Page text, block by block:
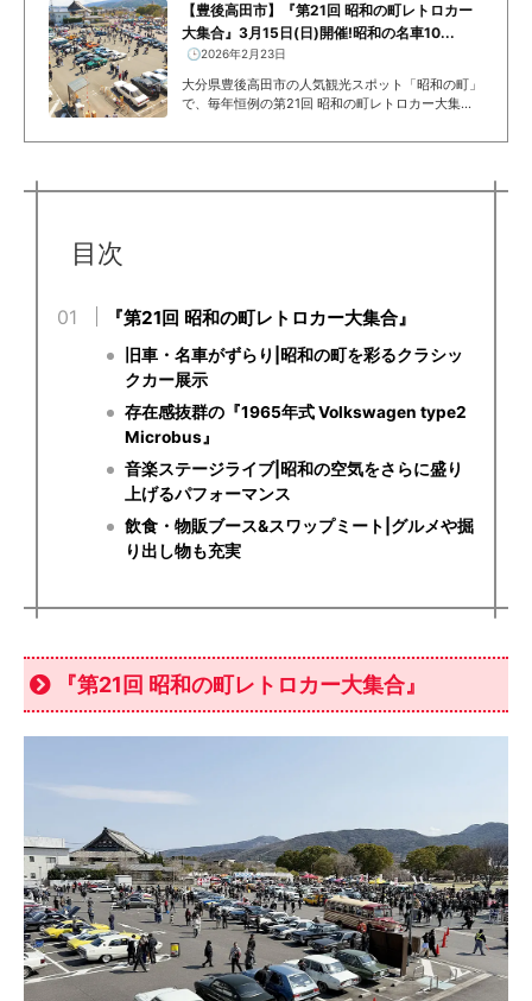
【豊後高田市】『第21回 昭和の町レトロカー
大集合』3月15日(日)開催!昭和の名車10...
🕒️2026年2月23日
大分県豊後高田市の人気観光スポット「昭和の町」
で、毎年恒例の第21回 昭和の町レトロカー大集合
合本イベントは、昭和63年以前に製造された名
目次
『第21回 昭和の町レトロカー大集合』
旧車・名車がずらり|昭和の町を彩るクラシッ
クカー展示
存在感抜群の『1965年式 Volkswagen type2
Microbus』
音楽ステージライブ|昭和の空気をさらに盛り
上げるパフォーマンス
飲食・物販ブース&スワップミート|グルメや掘
り出し物も充実
『第21回 昭和の町レトロカー大集合』